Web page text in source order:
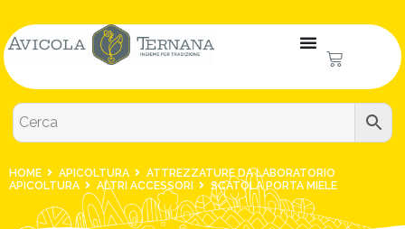
HOME APICOLTURA
ATTREZZATURE DA LABORATORIO
APICOLTURA
ALTRI ACCESSORI SCATOLA PORTA MIELE